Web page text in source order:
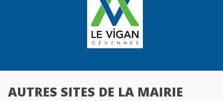
AUTRES SITES DE LA MAIRIE